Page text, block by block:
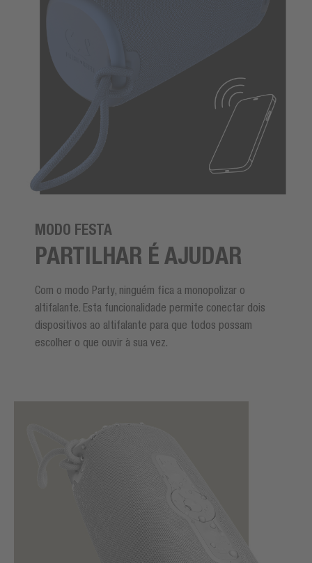
MODO FESTA
PARTILHAR É AJUDAR
Com o modo Party, ninguém fica a monopolizar o
altifalante. Esta funcionalidade permite conectar dois
dispositivos ao altifalante para que todos possam
escolher o que ouvir à sua vez.